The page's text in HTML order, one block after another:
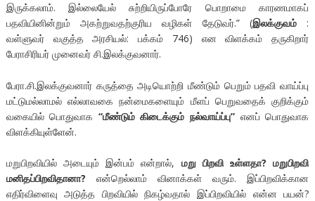
இருக்கலாம். இல்லையேல் சுற்றியிருப்போரே பொறாமை காரணமாகப்
பதவியினின்றும் அகற்றுவதற்குரிய வழிகள் தேடுவர்.” (இலக்குவம்:
வள்ளுவர் வகுத்த அரசியல்: பக்கம் 746) என விளக்கம் தருகிறார்
பேராசிரியர் முனைவர் சி.இலக்குவனார்.
பேரா.சி.இலக்குவனார் கருத்தை அடியொற்றி மீண்டும் பெறும் பதவி வாய்ப்பு
மட்டுமல்லாமல் எல்லாவகை நன்மைகளையும் மீளப் பெறுவதைக் குறிக்கும்
வகையில் பொதுவாக “மீண்டும் கிடைக்கும் நல்வாய்ப்பு” எனப் பொதுவாக
விளக்கியுள்ளேன்.
மறுபிறவியில் அடையும் இன்பம் என்றால், மறு பிறவி உள்ளதா? மறுபிறவி
மனிதப்பிறவிதானா? என்றெல்லாம் வினாக்கள் வரும். இப்பிறவிக்கான
எதிர்விளைவு அடுத்த பிறவியில் நிகழ்வதால் இப்பிறவியில் என்ன பயன்?